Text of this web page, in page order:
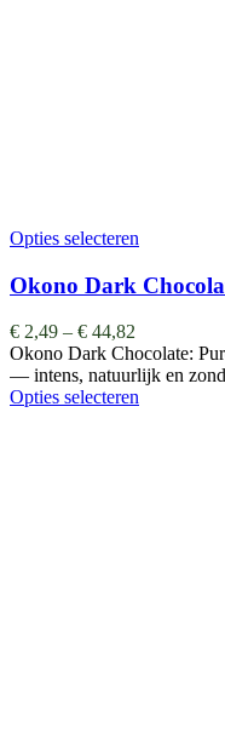
Opties selecteren
Okono Dark
€ 2,49 – € 44,82
Okono Dark Chocolate:
— intens, natuurlijk en
Opties selecteren